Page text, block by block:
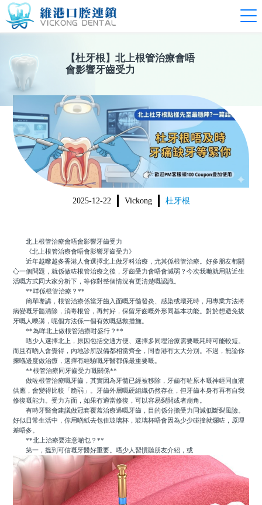
【杜牙根 】 北上根管治療會唔
會影響牙齒受力
2025-12-22 Vickong 杜牙根
北上根管治療會唔會影響牙齒受力
《北上根管治療會唔會影響牙齒受力》
近年越嚟越多香港人會選擇北上做牙科治療，尤其係根管治療。好多朋友都關
心一個問題，就係做咗根管治療之後，牙齒受力會唔會減弱？今次我哋就用貼近生
活嘅方式同大家分析下，等你對整個情況有更清楚嘅認識。
**咩係根管治療？**
簡單嚟講，根管治療係當牙齒入面嘅牙髓發炎、感染或壞死時，用專業方法將
病變嘅牙髓清除，消毒根管，再封好，保留牙齒嘅外形同基本功能。對於想避免拔
牙嘅人嚟講，呢個方法係一個有效嘅拯救措施。
**為咩北上做根管治療咁盛行？**
唔少人選擇北上，原因包括交通方便、選擇多同埋治療需要嘅耗時可能較短。
而且有啲人會覺得，內地診所設備都相當齊全，同香港冇太大分別。不過，無論你
揀喺邊度做治療，選擇有經驗嘅牙醫都係最重要嘅。
**根管治療同牙齒受力嘅關係**
做咗根管治療嘅牙齒，其實因為牙髓已經被移除，牙齒冇咗原本嘅神經同血液
供應，會變得比較「脆弱」。牙齒外層嘅硬組織仍然存在，但牙齒本身冇再有自我
修復嘅能力。受力方面，如果冇適當修復，可以容易裂開或者崩角。
有時牙醫會建議做冠套覆蓋治療過嘅牙齒，目的係分擔受力同減低斷裂風險。
好似日常生活中，你用啲紙去包住玻璃杯，玻璃杯唔會因為少少碰撞就爛咗，原理
差唔多。
**北上治療要注意啲乜？**
第一，搵到可信嘅牙醫好重要。唔少人習慣聽朋友介紹，或